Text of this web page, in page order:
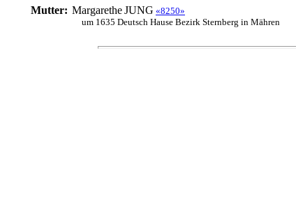
Mutter: MargaretheJUNG «8250»
um 1635 Deutsch Hause Bezirk Sternberg in Mähren